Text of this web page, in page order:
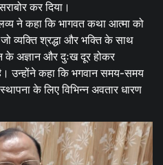
कर दिया।
ने कहा कि भागवत कथा आत्मा को
व्यक्ति श्रद्धा और भक्ति के साथ
अज्ञान और दुःख दूर होकर
उन्होंने कहा कि भगवान समय-समय
के लिए विभिन्न अवतार धारण